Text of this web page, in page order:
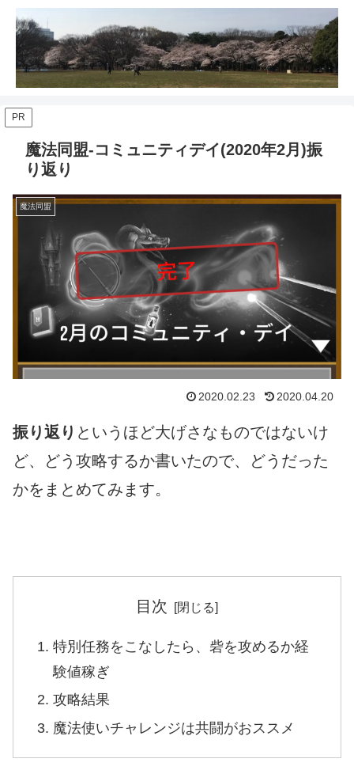
PR
魔法同盟-コミュニティデイ(2020年2月)振
り返り
魔法同盟
2020.02.23 2020.04.20
振り返り というほど大げさなものではないけ
ど、どう攻略するか書いたので、どうだった
かをまとめてみます。
目次
特別任務をこなしたら、砦を攻めるか経
験値稼ぎ
攻略結果
魔法使いチャレンジは共闘がおススメ